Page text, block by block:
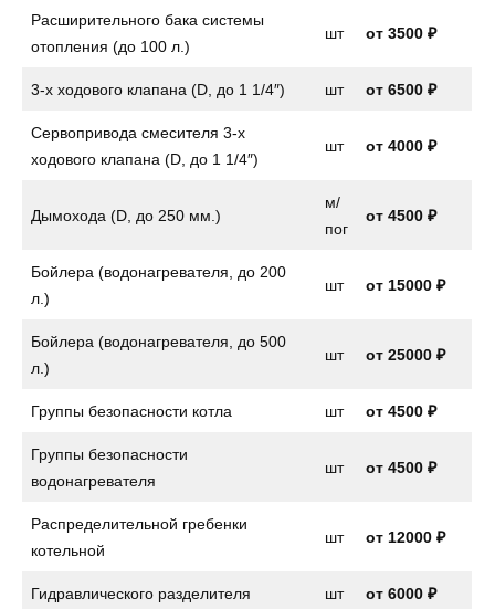
Расширительного бака системы
отопления (до 100 л.)
шт от 3500 ₽
3-х ходового клапана (D, до 1 1/4″) шт от 6500 ₽
Сервопривода смесителя 3-х
ходового клапана (D, до 1 1/4″)
шт от 4000 ₽
Дымохода (D, до 250 мм.)
м/
пог
от 4500 ₽
Бойлера (водонагревателя, до 200
л.)
шт от 15000 ₽
Бойлера (водонагревателя, до 500
л.)
шт от 25000 ₽
Группы безопасности котла шт от 4500 ₽
Группы безопасности
водонагревателя
шт от 4500 ₽
Распределительной гребенки
котельной
шт от 12000 ₽
Гидравлического разделителя шт от 6000 ₽